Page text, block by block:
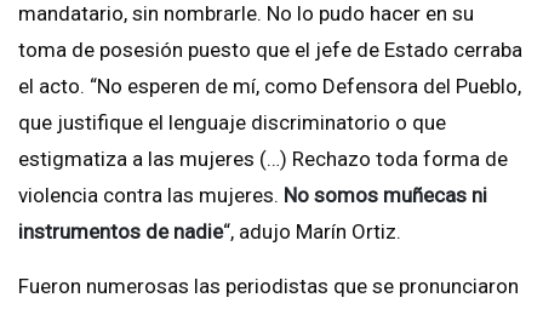
mandatario, sin nombrarle. No lo pudo hacer en su
toma de posesión puesto que el jefe de Estado cerraba
el acto. “No esperen de mí, como Defensora del Pueblo,
que justifique el lenguaje discriminatorio o que
estigmatiza a las mujeres (…) Rechazo toda forma de
violencia contra las mujeres. No somos muñecas ni
instrumentos de nadie“, adujo Marín Ortiz.
Fueron numerosas las periodistas que se pronunciaron